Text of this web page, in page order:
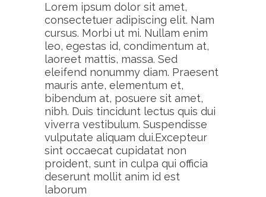
Lorem ipsum dolor sit amet,
consectetuer adipiscing elit. Nam
cursus. Morbi ut mi. Nullam enim
leo, egestas id, condimentum at,
laoreet mattis, massa. Sed
eleifend nonummy diam. Praesent
mauris ante, elementum et,
bibendum at, posuere sit amet,
nibh. Duis tincidunt lectus quis dui
viverra vestibulum. Suspendisse
vulputate aliquam dui.Excepteur
sint occaecat cupidatat non
proident, sunt in culpa qui officia
deserunt mollit anim id est
laborum